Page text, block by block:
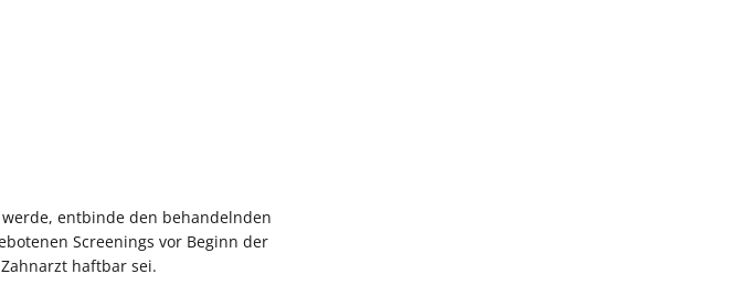
entbinde den behandelnden
Screenings vor Beginn der
haftbar sei.